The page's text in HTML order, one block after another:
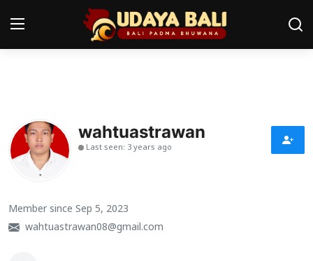
Pura
Desa Adat
Kearifan lokal
wahtuastrawan
Last seen: 3 years ago
Member since Sep 5, 2023
wahtuastrawan08@gmail.com